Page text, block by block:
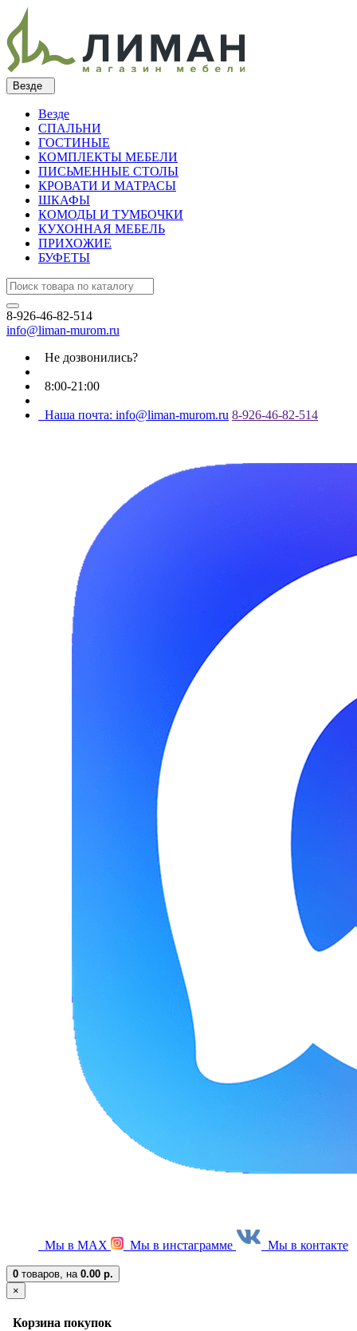
Везде
Везде
СПАЛЬНИ
ГОСТИНЫЕ
КОМПЛЕКТЫ МЕБЕЛИ
ПИСЬМЕННЫЕ СТОЛЫ
КРОВАТИ И МАТРАСЫ
ШКАФЫ
КОМОДЫ И ТУМБОЧКИ
КУХОННАЯ МЕБЕЛЬ
ПРИХОЖИЕ
БУФЕТЫ
8-926-46-82-514
info@liman-murom.ru
Не дозвонились?
8:00-21:00
Наша почта: info@liman-murom.ru 8-926-46-82-514
Мы в МАХ Мы в инстаграмме Мы в контакте
0 товаров, на 0.00 р.
×
Корзина покупок